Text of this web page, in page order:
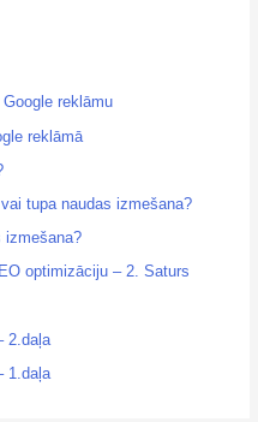
reklāmu
reklāmā
tupa naudas izmešana?
izmešana?
optimizāciju – 2. Saturs
2.daļa
1.daļa